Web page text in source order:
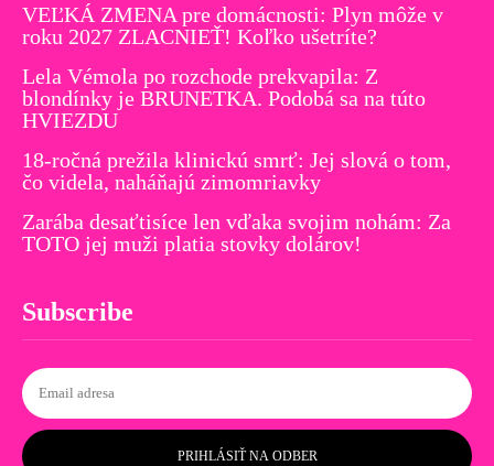
VEĽKÁ ZMENA pre domácnosti: Plyn môže v
roku 2027 ZLACNIEŤ! Koľko ušetríte?
Lela Vémola po rozchode prekvapila: Z
blondínky je BRUNETKA. Podobá sa na túto
HVIEZDU
18-ročná prežila klinickú smrť: Jej slová o tom,
čo videla, naháňajú zimomriavky
Zarába desaťtisíce len vďaka svojim nohám: Za
TOTO jej muži platia stovky dolárov!
Subscribe
PRIHLÁSIŤ NA ODBER